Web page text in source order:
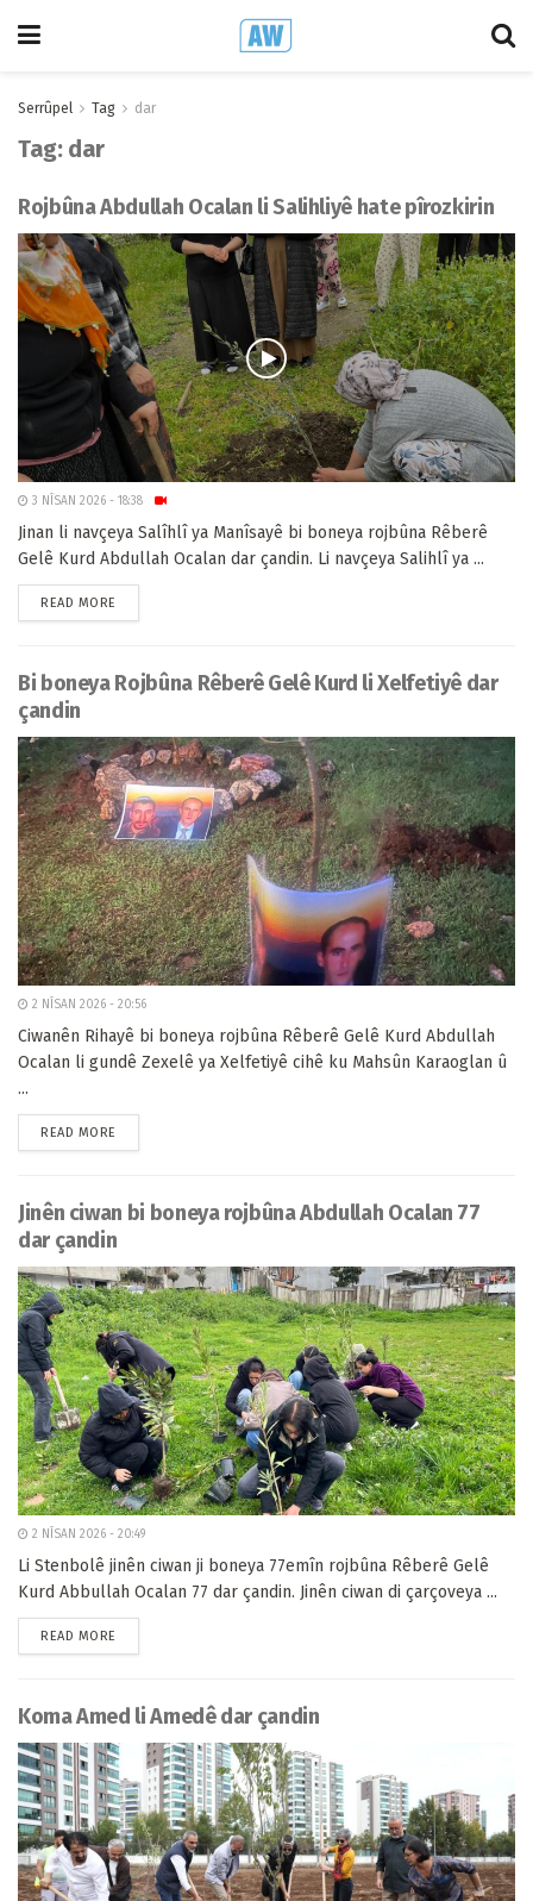
Serrûpel Tag dar
Tag: dar
Rojbûna Abdullah Ocalan li Salihliyê hate pîrozkirin
3 NÎSAN 2026 - 18:38
Jinan li navçeya Salîhlî ya Manîsayê bi boneya rojbûna Rêberê
Gelê Kurd Abdullah Ocalan dar çandin. Li navçeya Salihlî ya ...
READ MORE
Bi boneya Rojbûna Rêberê Gelê Kurd li Xelfetiyê dar
çandin
2 NÎSAN 2026 - 20:56
Ciwanên Rihayê bi boneya rojbûna Rêberê Gelê Kurd Abdullah
Ocalan li gundê Zexelê ya Xelfetiyê cihê ku Mahsûn Karaoglan û
...
READ MORE
Jinên ciwan bi boneya rojbûna Abdullah Ocalan 77
dar çandin
2 NÎSAN 2026 - 20:49
Li Stenbolê jinên ciwan ji boneya 77emîn rojbûna Rêberê Gelê
Kurd Abbullah Ocalan 77 dar çandin. Jinên ciwan di çarçoveya ...
READ MORE
Koma Amed li Amedê dar çandin